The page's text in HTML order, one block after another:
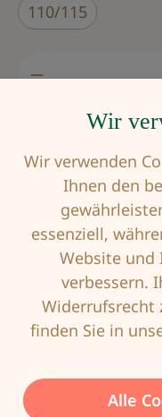
110/115
Produkt
Produktnummer:
EAN:
Unser neuer
des Vorwäsche
Wir
Wir verwenden
Ihnen den
essenziell,
Website und
verbessern.
Widerrufsrecht
finden Sie in
Alle